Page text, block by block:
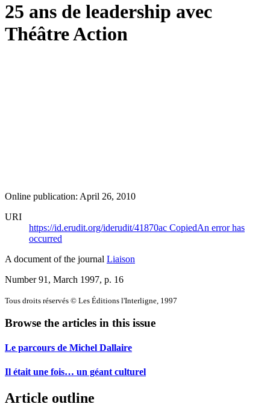
25 ans de leadership avec
Théâtre Action
Online publication: April 26, 2010
URI
https://id.erudit.org/iderudit/41870ac CopiedAn error has
occurred
A document of the journal Liaison
Number 91, March 1997, p. 16
Tous droits réservés © Les Éditions l'Interligne, 1997
Browse the articles in this issue
Le parcours de Michel Dallaire
Il était une fois… un géant culturel
Article outline